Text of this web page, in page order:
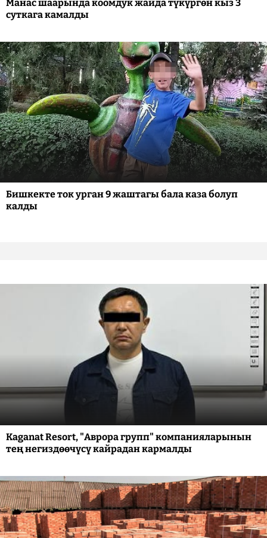
Манас шаарында коомдук жайда түкүргөн кыз 3
суткага камалды
Бишкекте ток урган 9 жаштагы бала каза болуп
калды
Kaganat Resort, "Аврора групп" компанияларынын
тең негиздөөчүсү кайрадан кармалды